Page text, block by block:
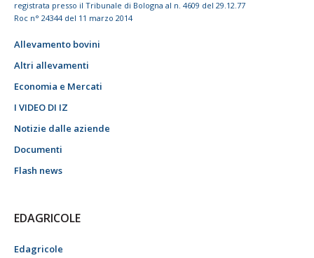
registrata presso il Tribunale di Bologna al n. 4609 del 29.12.77
Roc n° 24344 del 11 marzo 2014
Allevamento bovini
Altri allevamenti
Economia e Mercati
I VIDEO DI IZ
Notizie dalle aziende
Documenti
Flash news
EDAGRICOLE
Edagricole